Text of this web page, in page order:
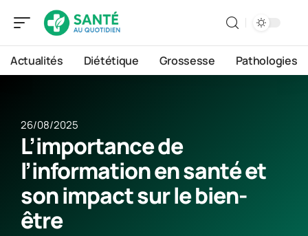
Actualités Diététique Grossesse Pathologies
26/08/2025
L’importance de
l’information en santé et
son impact sur le bien-
être